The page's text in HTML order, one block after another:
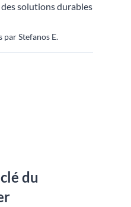
solutions durables
Stefanos E.
du